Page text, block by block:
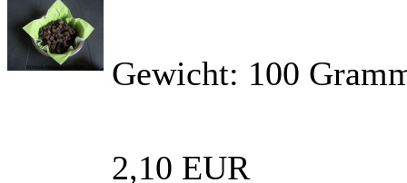
Gewicht: 100
2,10 EUR